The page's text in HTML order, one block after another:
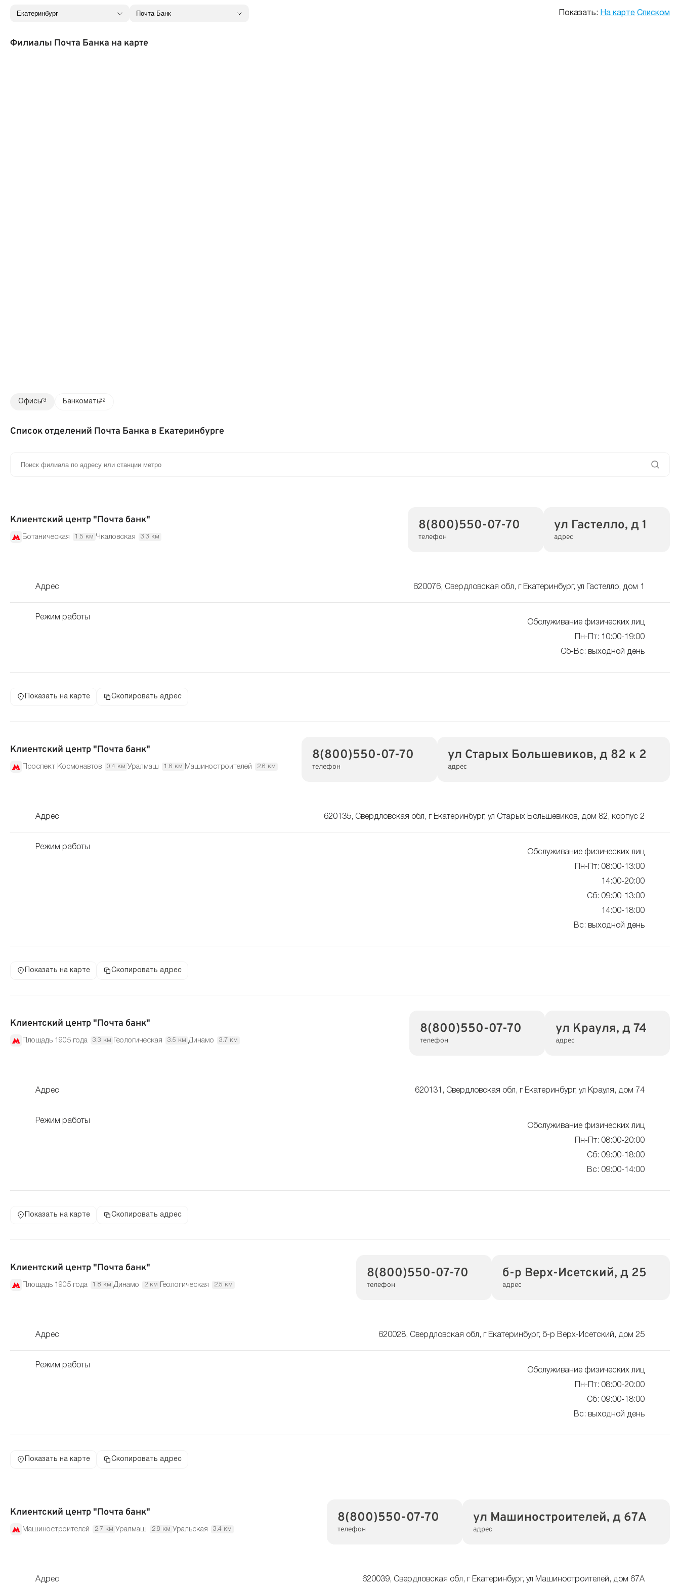
Показать: На карте Списком
Филиалы Почта Банка на карте
Офисы73 Банкоматы32
Список отделений Почта Банка в Екатеринбурге
Клиентский центр "Почта банк"
Ботаническая 1.5 км Чкаловская 3.3 км
8(800)550-07-70
телефон
ул Гастелло, д 1
адрес
Адрес 620076, Свердловская обл, г Екатеринбург, ул Гастелло, дом 1
Режим работы
Обслуживание физических лиц
Пн-Пт: 10:00-19:00
Сб-Вс: выходной день
Показать на карте Скопировать адрес
Клиентский центр "Почта банк"
Проспект Космонавтов 0.4 км Уралмаш 1.6 км Машиностроителей 2.6 км
8(800)550-07-70
телефон
ул Старых Большевиков, д 82 к 2
адрес
Адрес 620135, Свердловская обл, г Екатеринбург, ул Старых Большевиков, дом 82, корпус 2
Режим работы
Обслуживание физических лиц
Пн-Пт: 08:00-13:00
14:00-20:00
Сб: 09:00-13:00
14:00-18:00
Вс: выходной день
Показать на карте Скопировать адрес
Клиентский центр "Почта банк"
Площадь 1905 года 3.3 км Геологическая 3.5 км Динамо 3.7 км
8(800)550-07-70
телефон
ул Крауля, д 74
адрес
Адрес 620131, Свердловская обл, г Екатеринбург, ул Крауля, дом 74
Режим работы
Обслуживание физических лиц
Пн-Пт: 08:00-20:00
Сб: 09:00-18:00
Вс: 09:00-14:00
Показать на карте Скопировать адрес
Клиентский центр "Почта банк"
Площадь 1905 года 1.8 км Динамо 2 км Геологическая 2.5 км
8(800)550-07-70
телефон
б-р Верх-Исетский, д 25
адрес
Адрес 620028, Свердловская обл, г Екатеринбург, б-р Верх-Исетский, дом 25
Режим работы
Обслуживание физических лиц
Пн-Пт: 08:00-20:00
Сб: 09:00-18:00
Вс: выходной день
Показать на карте Скопировать адрес
Клиентский центр "Почта банк"
Машиностроителей 2.7 км Уралмаш 2.8 км Уральская 3.4 км
8(800)550-07-70
телефон
ул Машиностроителей, д 67А
адрес
Адрес 620039, Свердловская обл, г Екатеринбург, ул Машиностроителей, дом 67А